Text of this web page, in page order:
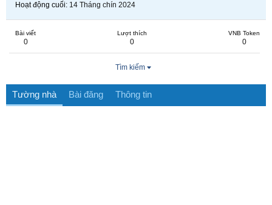
Hoạt động cuối 14 Tháng chín 2024
Bài viết
0
Lượt thích
0
VNB Token
0
Tìm kiếm
Tường nhà Bài đăng Thông tin